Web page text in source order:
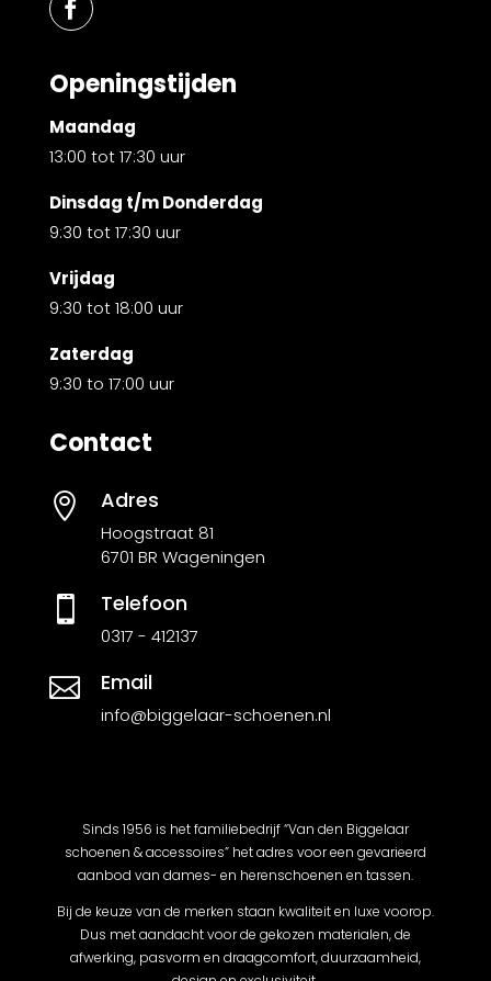
Openingstijden
Maandag
13:00 tot 17:30 uur
Dinsdag t/m Donderdag
9:30 tot 17:30 uur
Vrijdag
9:30 tot 18:00 uur
Zaterdag
9:30 to 17:00 uur
Contact
 Adres
Hoogstraat 81
6701 BR Wageningen
 Telefoon
0317 - 412137
 Email
info@biggelaar-schoenen.nl
Sinds 1956 is het familiebedrijf “Van den Biggelaar
schoenen & accessoires” het adres voor een gevarieerd
aanbod van dames- en herenschoenen en tassen.
Bij de keuze van de merken staan kwaliteit en luxe voorop.
Dus met aandacht voor de gekozen materialen, de
afwerking, pasvorm en draagcomfort, duurzaamheid,